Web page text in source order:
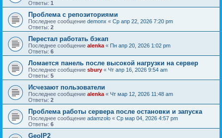
Ответы: 1
Проблема с репозиториями
Последнее сообщение demonx « Ср апр 22, 2026 7:20 pm
Ответы: 2
Перестал работать бэкап
Последнее сообщение alenka « Пн апр 20, 2026 1:02 pm
Ответы: 6
Ломается панель после высокой нагрузки на сервер
Последнее сообщение sbury « Чт апр 16, 2026 9:54 am
Ответы: 5
Исчезают пользователи
Последнее сообщение alenka « Чт мар 12, 2026 11:48 am
Ответы: 2
Проблема работы сервера после остановки и запуска
Последнее сообщение adamzolo « Ср мар 04, 2026 4:57 pm
Ответы: 6
GeoIP2